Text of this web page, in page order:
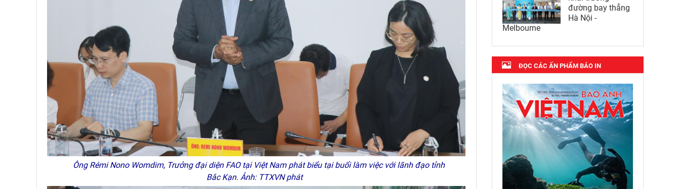
Ông Rémi Nono Womdim, Trưởng đại diện FAO tại Việt Nam phát biểu tại buổi làm việc với lãnh đạo tỉnh
Bắc Kạn. Ảnh: TTXVN phát
đường bay thẳng
Hà Nội -
Melbourne
ĐỌC CÁC ẤN PHẨM BÁO IN